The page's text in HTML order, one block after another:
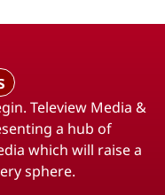
Teleview Media &
a hub of
which will raise a
sphere.